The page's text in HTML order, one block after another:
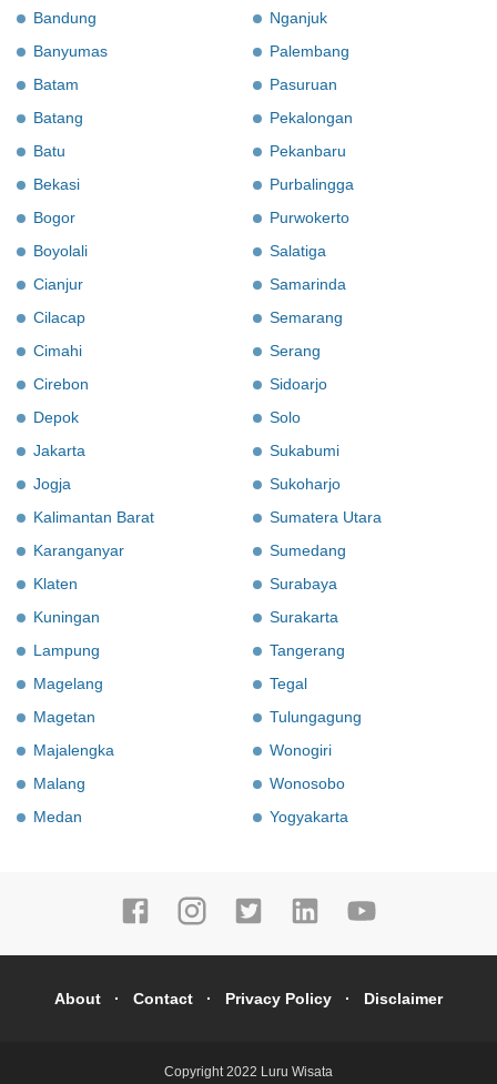
Bandung
Banyumas
Batam
Batang
Batu
Bekasi
Bogor
Boyolali
Cianjur
Cilacap
Cimahi
Cirebon
Depok
Jakarta
Jogja
Kalimantan Barat
Karanganyar
Klaten
Kuningan
Lampung
Magelang
Magetan
Majalengka
Malang
Medan
Nganjuk
Palembang
Pasuruan
Pekalongan
Pekanbaru
Purbalingga
Purwokerto
Salatiga
Samarinda
Semarang
Serang
Sidoarjo
Solo
Sukabumi
Sukoharjo
Sumatera Utara
Sumedang
Surabaya
Surakarta
Tangerang
Tegal
Tulungagung
Wonogiri
Wonosobo
Yogyakarta
About Contact Privacy Policy Disclaimer
Copyright 2022 Luru Wisata